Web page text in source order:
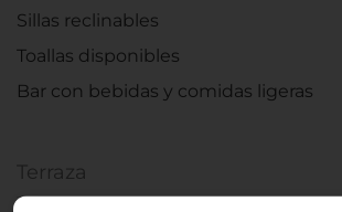
Sillas reclinables
Toallas disponibles
Bar con bebidas y comidas ligeras
Terraza